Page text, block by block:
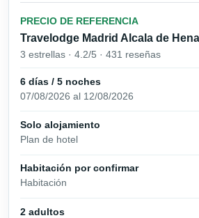
PRECIO DE REFERENCIA
Travelodge Madrid Alcala de
3 estrellas · 4.2/5 · 431 reseñas
6 días / 5 noches
07/08/2026 al 12/08/2026
Solo alojamiento
Plan de hotel
Habitación por confirmar
Habitación
2 adultos